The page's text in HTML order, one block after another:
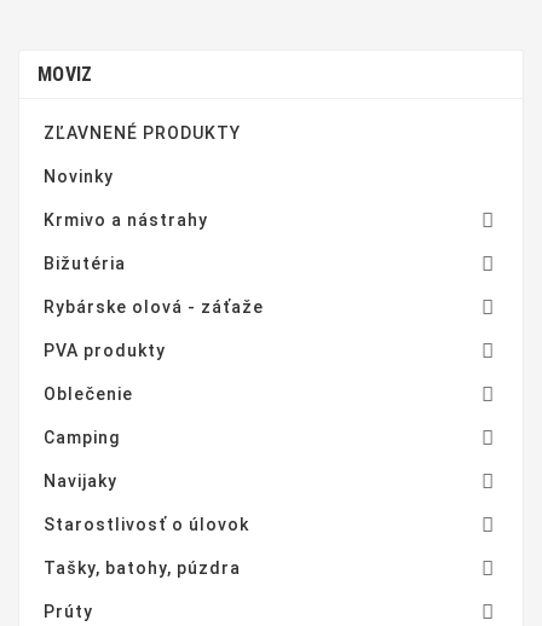
MOVIZ
ZĽAVNENÉ PRODUKTY
Novinky
Krmivo a nástrahy 
Bižutéria 
Rybárske olová - záťaže 
PVA produkty 
Oblečenie 
Camping 
Navijaky 
Starostlivosť o úlovok 
Tašky, batohy, púzdra 
Prúty 